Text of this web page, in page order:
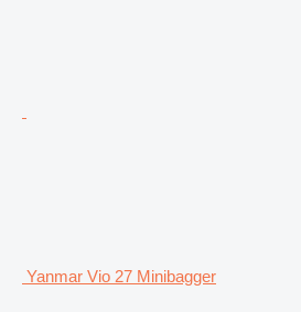
Yanmar Vio 27 Minibagger